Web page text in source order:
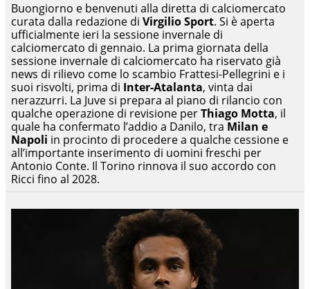
Buongiorno e benvenuti alla diretta di calciomercato
curata dalla redazione di Virgilio Sport. Si è aperta
ufficialmente ieri la sessione invernale di
calciomercato di gennaio. La prima giornata della
sessione invernale di calciomercato ha riservato già
news di rilievo come lo scambio Frattesi-Pellegrini e i
suoi risvolti, prima di Inter-Atalanta, vinta dai
nerazzurri. La Juve si prepara al piano di rilancio con
qualche operazione di revisione perThiago Motta, il
quale ha confermato l’addio a Danilo, tra Milan e
Napoli in procinto di procedere a qualche cessione e
all’importante inserimento di uomini freschi per
Antonio Conte. Il Torino rinnova il suo accordo con
Ricci fino al 2028.